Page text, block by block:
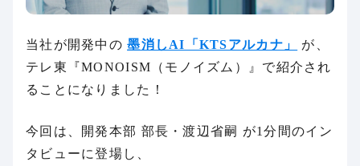
当社が開発中の墨消しAI「KTSアルカナ」
が、
テレ東『MONOISM（モノイズム）』で紹介され
ることになりました！
今回は、開発本部 部長・渡辺省嗣 が1分間のイン
タビューに登場し、